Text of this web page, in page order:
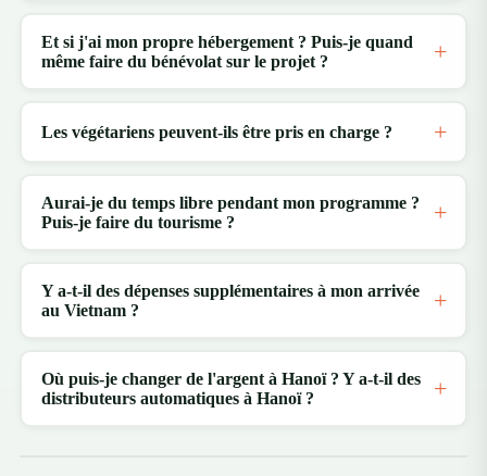
Et si j'ai mon propre hébergement ? Puis-je quand
même faire du bénévolat sur le projet ?
Les végétariens peuvent-ils être pris en charge ?
Aurai-je du temps libre pendant mon programme ?
Puis-je faire du tourisme ?
Y a-t-il des dépenses supplémentaires à mon arrivée
au Vietnam ?
Où puis-je changer de l'argent à Hanoï ? Y a-t-il des
distributeurs automatiques à Hanoï ?